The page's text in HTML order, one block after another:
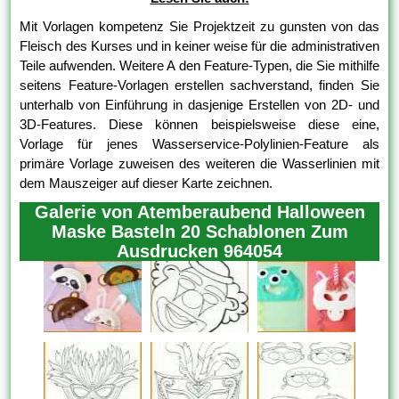
Mit Vorlagen kompetenz Sie Projektzeit zu gunsten von das
Fleisch des Kurses und in keiner weise für die administrativen
Teile aufwenden. Weitere A den Feature-Typen, die Sie mithilfe
seitens Feature-Vorlagen erstellen sachverstand, finden Sie
unterhalb von Einführung in dasjenige Erstellen von 2D- und
3D-Features. Diese können beispielsweise diese eine,
Vorlage für jenes Wasserservice-Polylinien-Feature als
primäre Vorlage zuweisen des weiteren die Wasserlinien mit
dem Mauszeiger auf dieser Karte zeichnen.
Galerie von Atemberaubend Halloween
Maske Basteln 20 Schablonen Zum
Ausdrucken 964054